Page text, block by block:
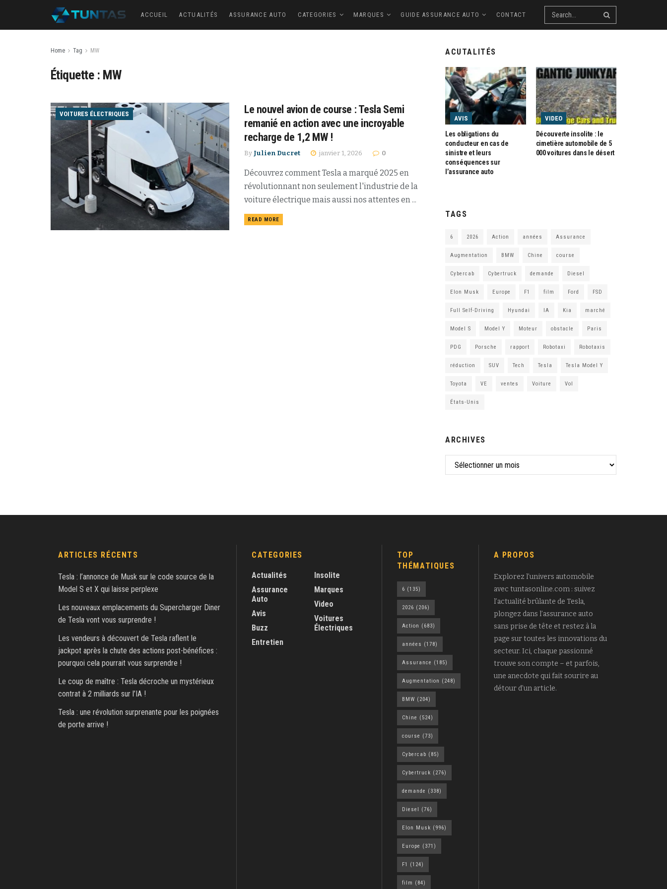
ACCUEIL ACTUALITÉS ASSURANCE AUTO CATEGORIES MARQUES GUIDE ASSURANCE AUTO CONTACT
Home Tag MW
Étiquette : MW
VOITURES ÉLECTRIQUES
Le nouvel avion de course : Tesla Semi
remanié en action avec une incroyable
recharge de 1,2 MW !
By Julien Ducret janvier 1, 2026 0
Découvrez comment Tesla a marqué 2025 en
révolutionnant non seulement l'industrie de la
voiture électrique mais aussi nos attentes en ...
READ MORE
ACUTALITÉS
AVIS
Les obligations du
conducteur en cas de
sinistre et leurs
conséquences sur
l’assurance auto
VIDEO
Découverte insolite : le
cimetière automobile de 5
000 voitures dans le désert
TAGS
6 2026 Action années Assurance
Augmentation BMW Chine course
Cybercab Cybertruck demande Diesel
Elon Musk Europe F1 film Ford FSD
Full Self-Driving Hyundai IA Kia marché
Model S Model Y Moteur obstacle Paris
PDG Porsche rapport Robotaxi Robotaxis
réduction SUV Tech Tesla Tesla Model Y
Toyota VE ventes Voiture Vol
États-Unis
ARCHIVES
ARTICLES RÉCENTS
Tesla : l’annonce de Musk sur le code source de la
Model S et X qui laisse perplexe
Les nouveaux emplacements du Supercharger Diner
de Tesla vont vous surprendre !
Les vendeurs à découvert de Tesla raflent le
jackpot après la chute des actions post-bénéfices :
pourquoi cela pourrait vous surprendre !
Le coup de maître : Tesla décroche un mystérieux
contrat à 2 milliards sur l’IA !
Tesla : une révolution surprenante pour les poignées
de porte arrive !
CATEGORIES
Actualités
Assurance
Auto
Avis
Buzz
Entretien
Insolite
Marques
Video
Voitures
Électriques
TOP
THÉMATIQUES
6 (135)
2026 (206)
Action (683)
années (178)
Assurance (185)
Augmentation (248)
BMW (204)
Chine (524)
course (73)
Cybercab (85)
Cybertruck (276)
demande (338)
Diesel (76)
Elon Musk (996)
Europe (371)
F1 (124)
film (84)
A PROPOS
Explorez l’univers automobile
avec tuntasonline.com : suivez
l’actualité brûlante de Tesla,
plongez dans l’assurance auto
sans prise de tête et restez à la
page sur toutes les innovations du
secteur. Ici, chaque passionné
trouve son compte – et parfois,
une anecdote qui fait sourire au
détour d’un article.